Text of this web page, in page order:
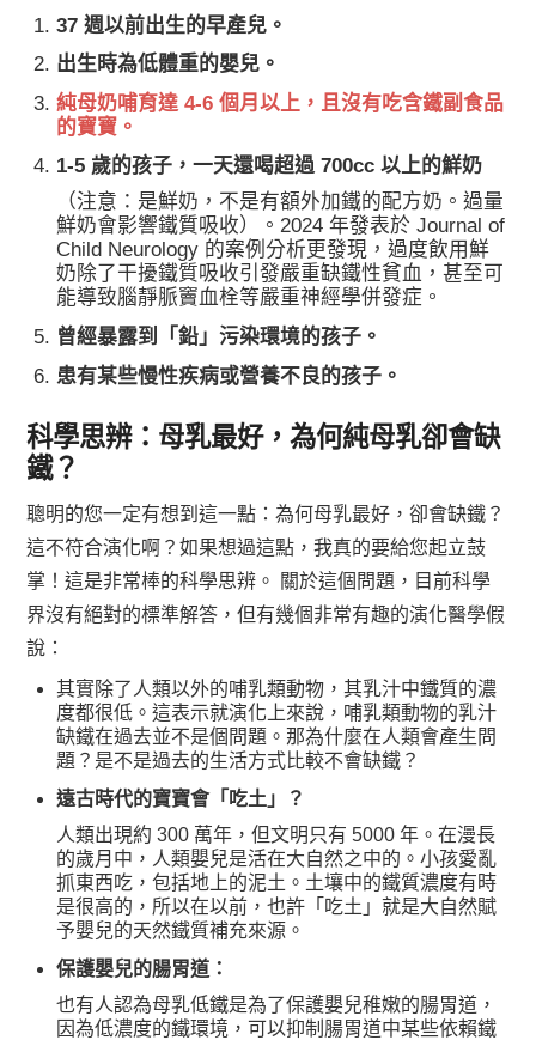
37 週以前出生的早產兒。
出生時為低體重的嬰兒。
純母奶哺育達 4-6 個月以上，且沒有吃含鐵副食品
的寶寶。
1-5 歲的孩子，一天還喝超過 700cc 以上的鮮奶
（注意：是鮮奶，不是有額外加鐵的配方奶。過量
鮮奶會影響鐵質吸收）。2024 年發表於 Journal of
Child Neurology 的案例分析更發現，過度飲用鮮
奶除了干擾鐵質吸收引發嚴重缺鐵性貧血，甚至可
能導致腦靜脈竇血栓等嚴重神經學併發症。
曾經暴露到「鉛」污染環境的孩子。
患有某些慢性疾病或營養不良的孩子。
科學思辨：母乳最好，為何純母乳卻會缺
鐵？
聰明的您一定有想到這一點：為何母乳最好，卻會缺鐵？
這不符合演化啊？如果想過這點，我真的要給您起立鼓
掌！這是非常棒的科學思辨。 關於這個問題，目前科學
界沒有絕對的標準解答，但有幾個非常有趣的演化醫學假
說：
其實除了人類以外的哺乳類動物，其乳汁中鐵質的濃
度都很低。這表示就演化上來說，哺乳類動物的乳汁
缺鐵在過去並不是個問題。那為什麼在人類會產生問
題？是不是過去的生活方式比較不會缺鐵？
遠古時代的寶寶會「吃土」？
人類出現約 300 萬年，但文明只有 5000 年。在漫長
的歲月中，人類嬰兒是活在大自然之中的。小孩愛亂
抓東西吃，包括地上的泥土。土壤中的鐵質濃度有時
是很高的，所以在以前，也許「吃土」就是大自然賦
予嬰兒的天然鐵質補充來源。
保護嬰兒的腸胃道：
也有人認為母乳低鐵是為了保護嬰兒稚嫩的腸胃道，
因為低濃度的鐵環境，可以抑制腸胃道中某些依賴鐵